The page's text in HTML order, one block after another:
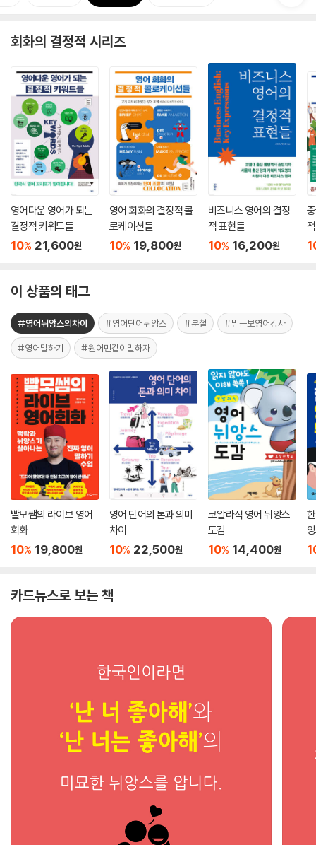
회화의 결정적 시리즈
영어다운 영어가 되는
결정적 키워드들
10% 21,600원
영어 회화의 결정적 콜
로케이션들
10% 19,800원
비즈니스 영어의 결정
적 표현들
10% 16,200원
이 상품의 태그
#영어뉘앙스의차이 #영어단어뉘앙스 #분철 #믿듣보영어강사
#영어말하기 #원어민같이말하자
빨모쌤의 라이브 영어
회화
10% 19,800원
영어 단어의 톤과 의미
차이
10% 22,500원
코알라식 영어 뉘앙스
도감
10% 14,400원
카드뉴스로 보는 책